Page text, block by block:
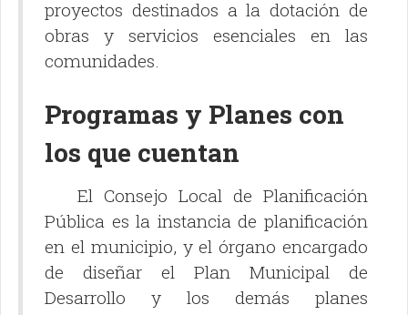
proyectos destinados a la dotación de
obras y servicios esenciales en las
comunidades.
Programas y Planes con
los que cuentan
El Consejo Local de Planificación
Pública es la instancia de planificación
en el municipio, y el órgano encargado
de diseñar el Plan Municipal de
Desarrollo y los demás planes